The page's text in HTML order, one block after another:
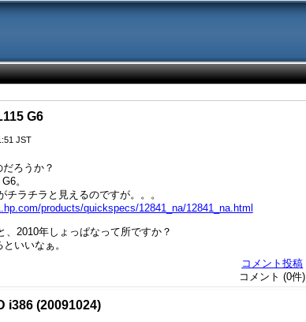
G6
JST
ろうか？
。
チラチラと見えるのですが。。。
products/quickspecs/12841_na/12841_na.html
、2010年しょっぱなって所ですか？
いいなぁ。
コメント投稿
コメント (0件)
i386 (20091024)